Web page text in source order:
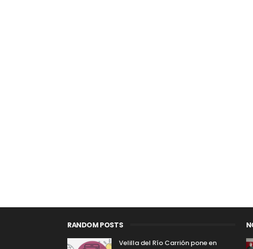
RANDOM POSTS
Velilla del Río Carrión pone en